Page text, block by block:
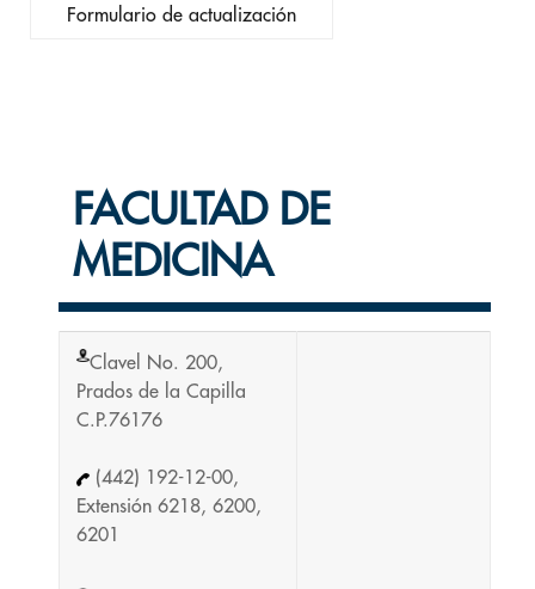
Formulario de actualización
FACULTAD DE
MEDICINA
Clavel No. 200,
Prados de la Capilla
C.P.76176
(442) 192-12-00,
Extensión 6218, 6200,
6201